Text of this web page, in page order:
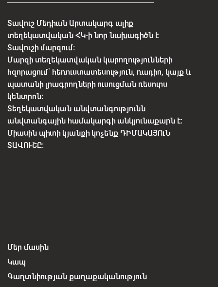
Տավուշ Մեդիան Արտակարգ ալիք
տեղեկատվական ՀԿ-ի նոր նախագիծն է
Տավուշի մարզում:
Մարզի տեղեկատվական կարողությունների
հզորացում՝ հեռուստատեսություն, ռադիո, կայք և
պատանի լրագրողների ուսուցման ռեսուրս
կենտրոն:
Տեղեկատվական անվտանգությունն
անվտանգային համակարգի անկյունաքարն է:
Միասին պիտի կյանքի կոչենք ԴԻՄԱԿԱՅՈւՆ
ՏԱՎՈՒՇԸ:
Մեր մասին
Կապ
Գաղտնիության քաղաքականություն